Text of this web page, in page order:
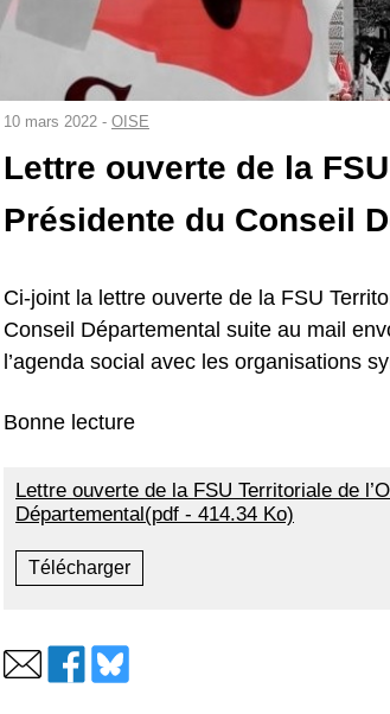
10 mars 2022 - OISE
Lettre ouverte de la
Présidente du Conseil
Ci-joint la lettre ouverte de la FSU
Conseil Départemental suite au mail
l’agenda social avec les organisations
Bonne lecture
Lettre ouverte de la FSU Territoriale de
Départemental(pdf - 414.34 Ko)
Télécharger